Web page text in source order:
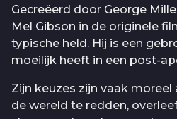
Gecreëerd door George
Mel Gibson in de originele
typische held. Hij is een
moeilijk heeft in een post-
Zijn keuzes zijn vaak
de wereld te redden,